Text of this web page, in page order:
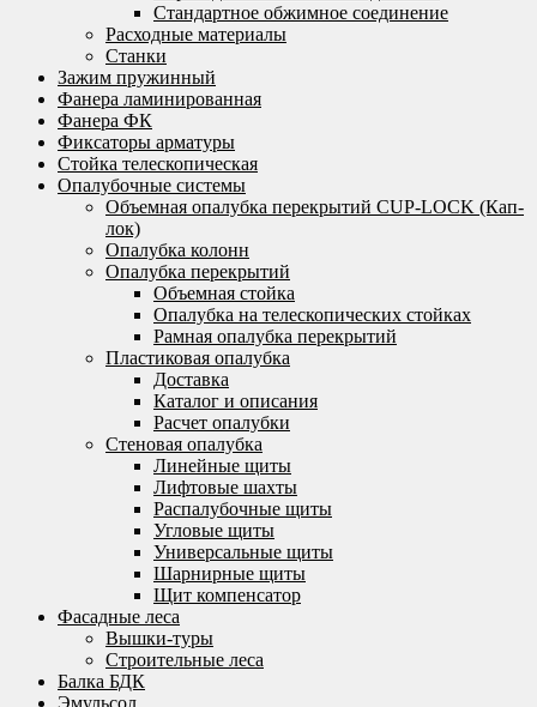
Стандартное обжимное соединение
Расходные материалы
Станки
Зажим пружинный
Фанера ламинированная
Фанера ФК
Фиксаторы арматуры
Стойка телескопическая
Опалубочные системы
Объемная опалубка перекрытий CUP-LOCK (Кап-
лок)
Опалубка колонн
Опалубка перекрытий
Объемная стойка
Опалубка на телескопических стойках
Рамная опалубка перекрытий
Пластиковая опалубка
Доставка
Каталог и описания
Расчет опалубки
Стеновая опалубка
Линейные щиты
Лифтовые шахты
Распалубочные щиты
Угловые щиты
Универсальные щиты
Шарнирные щиты
Щит компенсатор
Фасадные леса
Вышки-туры
Строительные леса
Балка БДК
Эмульсол